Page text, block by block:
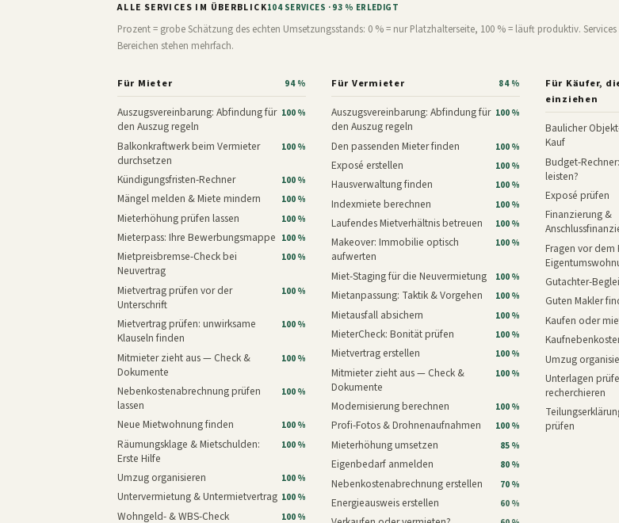
ALLE SERVICES IM ÜBERBLICK104 SERVICES · 93 % ERLEDIGT
Prozent = grobe Schätzung des echten Umsetzungsstands: 0 % = nur Platzhalterseite, 100 % = läuft produktiv.
Bereichen stehen mehrfach.
Für Mieter 94 %
Auszugsvereinbarung: Abfindung für
den Auszug regeln
100 %
Balkonkraftwerk beim Vermieter
durchsetzen
100 %
Kündigungsfristen-Rechner 100 %
Mängel melden & Miete mindern 100 %
Mieterhöhung prüfen lassen 100 %
Mieterpass: Ihre Bewerbungsmappe 100 %
Mietpreisbremse-Check bei
Neuvertrag
100 %
Mietvertrag prüfen vor der
Unterschrift
100 %
Mietvertrag prüfen: unwirksame
Klauseln finden
100 %
Mitmieter zieht aus — Check &
Dokumente
100 %
Nebenkostenabrechnung prüfen
lassen
100 %
Neue Mietwohnung finden 100 %
Räumungsklage & Mietschulden:
Erste Hilfe
100 %
Umzug organisieren 100 %
Untervermietung & Untermietvertrag 100 %
Wohngeld- & WBS-Check 100 %
Für Vermieter 84 %
Auszugsvereinbarung: Abfindung für
den Auszug regeln
100 %
Den passenden Mieter finden 100 %
Exposé erstellen 100 %
Hausverwaltung finden 100 %
Indexmiete berechnen 100 %
Laufendes Mietverhältnis betreuen 100 %
Makeover: Immobilie optisch
aufwerten
100 %
Miet-Staging für die Neuvermietung 100 %
Mietanpassung: Taktik & Vorgehen 100 %
Mietausfall absichern 100 %
MieterCheck: Bonität prüfen 100 %
Mietvertrag erstellen 100 %
Mitmieter zieht aus — Check &
Dokumente
100 %
Modernisierung berechnen 100 %
Profi-Fotos & Drohnenaufnahmen 100 %
Mieterhöhung umsetzen 85 %
Eigenbedarf anmelden 80 %
Nebenkostenabrechnung erstellen 70 %
Energieausweis erstellen 60 %
Für Käufer,
einziehen
Baulicher
Kauf
Budget-
leisten?
Exposé prüfen
Finanzierung &
Fragen vor dem
Gutachter-
Guten Makler
Kaufen oder
Umzug
Unterlagen
recherchieren
prüfen